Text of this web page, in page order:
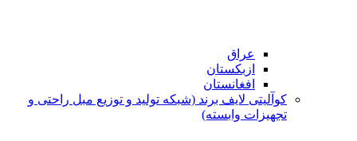
عراق
ازبکستان
افغانستان
کوآلیتی لایف برند (شبکه تولید و توزیع مبل راحتی و
تجهیزات وابسته)